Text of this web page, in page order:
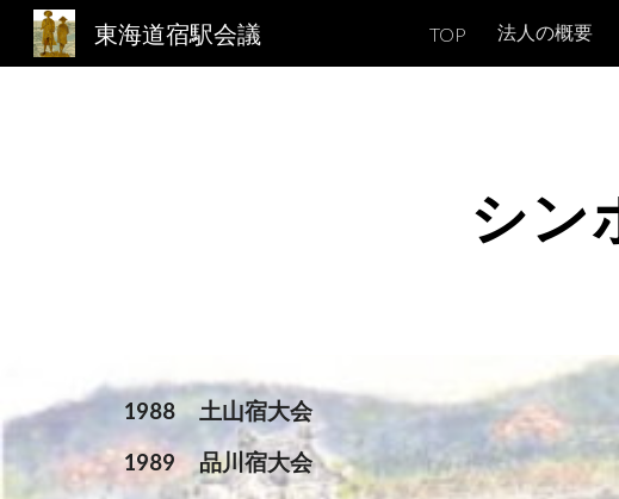
Skip to main
東海道宿駅会議 TOP 法人の概要
シン
1988
土山宿大会
1989
品川宿大会